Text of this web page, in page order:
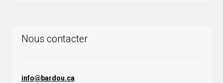
Nous contacter
info@bardou.ca